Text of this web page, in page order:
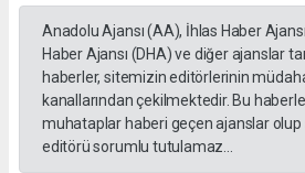
Anadolu Ajansı (AA), İhlas Haber
Haber Ajansı (DHA) ve diğer ajanslar
haberler, sitemizin editörlerinin
kanallarından çekilmektedir. Bu
muhataplar haberi geçen ajanslar
editörü sorumlu tutulamaz...